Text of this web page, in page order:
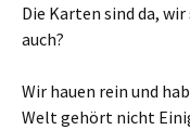
Die Karten sind da,
auch?
Wir hauen rein und
Welt gehört nicht